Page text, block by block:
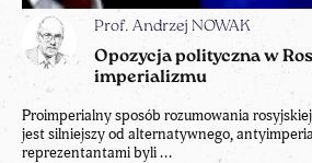
Prof. Andrzej NOWAK
Opozycja polityczna w
imperializmu
Proimperialny sposób rozumowania
jest silniejszy od alternatywnego,
reprezentantami byli ...